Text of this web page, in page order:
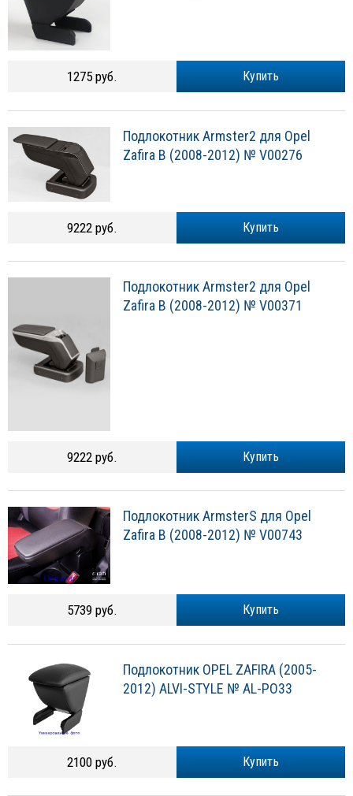
Купить
1275 руб.
Подлокотник Armster2 для Opel
Zafira B (2008-2012) № V00276
Купить
9222 руб.
Подлокотник Armster2 для Opel
Zafira B (2008-2012) № V00371
Купить
9222 руб.
Подлокотник ArmsterS для Opel
Zafira B (2008-2012) № V00743
Купить
5739 руб.
Подлокотник OPEL ZAFIRA (2005-
2012) ALVI-STYLE № AL-PO33
Купить
2100 руб.